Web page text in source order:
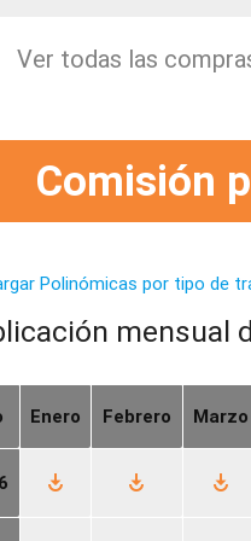
Ver todas las
Comisión
Polinómicas por tipo de
mensual
Enero Febrero Marzo
play_for_work play_for_work play_for_work